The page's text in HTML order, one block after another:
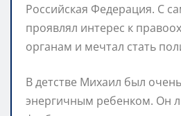
Российская Федерация. С
проявлял интерес к
органам и мечтал стать
В детстве Михаил был
энергичным ребенком. Он